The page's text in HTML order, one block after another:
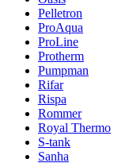
Pelletron
ProAqua
ProLine
Protherm
Pumpman
Rifar
Rispa
Rommer
Royal Thermo
S-tank
Sanha